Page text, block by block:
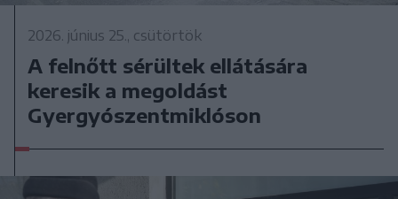
2026. június 25., csütörtök
A felnőtt sérültek ellátására
keresik a megoldást
Gyergyószentmiklóson